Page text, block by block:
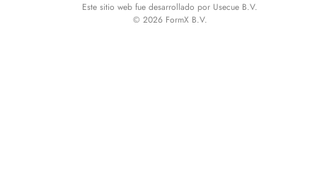
Este sitio web fue desarrollado por Usecue B.V.
© 2026 FormX B.V.